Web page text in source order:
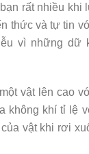
rất nhiều khi
thức và tự tin
vì những dữ
vật lên cao
không khí tỉ lệ
vật khi rơi